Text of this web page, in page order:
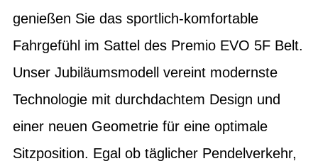
genießen Sie das sportlich-komfortable
Fahrgefühl im Sattel des Premio EVO 5F Belt.
Unser Jubiläumsmodell vereint modernste
Technologie mit durchdachtem Design und
einer neuen Geometrie für eine optimale
Sitzposition. Egal ob täglicher Pendelverkehr,